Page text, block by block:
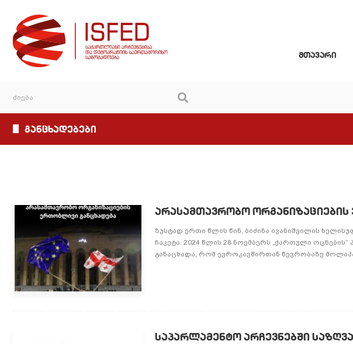
მთავარი
განცხადებები
არასამთავრობო
ზუსტად ერთი წლის წინ, ბიძინა ივანიშვილის
ჩაკეტა. 2024 წლის 28 ნოემბერს „ქართული
განაცხადა, რომ ევროკავშირთან წევრობაზე
საპარლამენტო არჩევნებში